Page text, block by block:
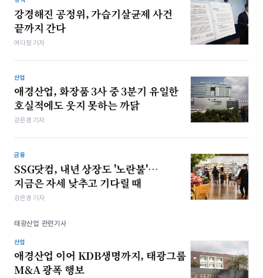
강경해진 공정위, 가습기살균제 사건
끝까지 간다
여다정 기자
산업
애경산업, 화장품 3사 중 3분기 유일한
호실적에도 웃지 못하는 까닭
강은경 기자
금융
SSG닷컴, 내년 상장도 '노란불'…
지금은 자세 낮추고 기다릴 때
강은경 기자
태광산업 관련기사
산업
애경산업 이어 KDB생명까지, 태광그룹
M&A 광폭 행보